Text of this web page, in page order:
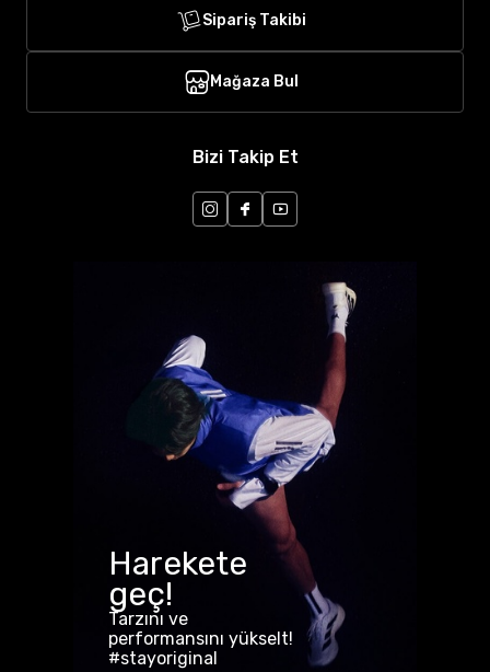
Sipariş Takibi
Mağaza Bul
Bizi Takip Et
Harekete
geç!
Tarzını ve
performansını yükselt!
#stayoriginal